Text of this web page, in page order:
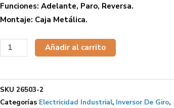
Funciones: Adelante, Paro, Reversa.
Montaje: Caja Metálica.
Añadir al carrito
SKU 26503-2
Categorías Electricidad Industrial, Inversor De Giro,